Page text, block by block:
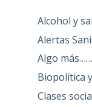
Alcohol y
Alertas
Algo
Biopolítica
Clases